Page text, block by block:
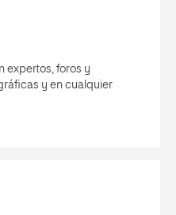
expertos, foros y
y en cualquier